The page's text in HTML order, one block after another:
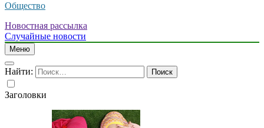
Общество
Новостная рассылка
Случайные новости
Меню
Найти:
Заголовки